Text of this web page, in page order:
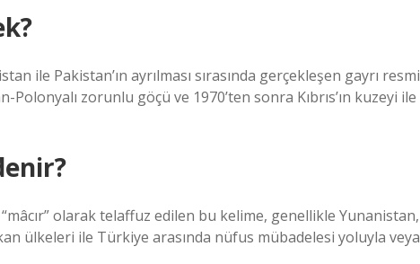
ile Pakistan’ın ayrılması sırasında gerçekleşen gayrı resmi
zorunlu göçü ve 1970’ten sonra Kıbrıs’ın kuzeyi ile
olarak telaffuz edilen bu kelime, genellikle Yunanistan,
ülkeleri ile Türkiye arasında nüfus mübadelesi yoluyla veya